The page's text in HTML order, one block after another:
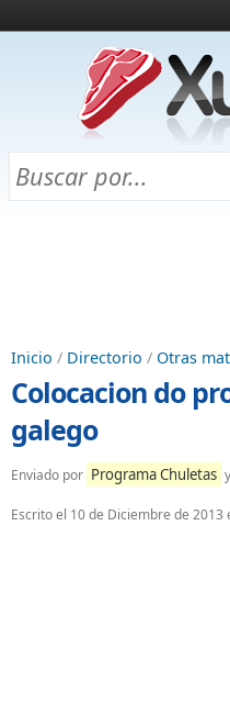
¿Qué es esto?
Directorio
Chuletas para exámenes
Inicio / Directorio / Otras
Colocacion do
galego
Enviado por Programa Chuletas
Escrito el 10 de Diciembre de 2013